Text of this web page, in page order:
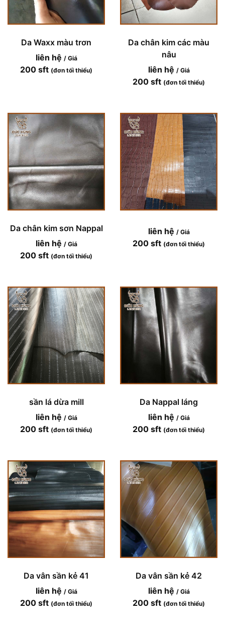
Da Waxx màu trơn
liên hệ / Giá
200 sft (đơn tối thiểu)
Da chân kim các màu
nâu
liên hệ / Giá
200 sft (đơn tối thiểu)
Da chân kim sơn Nappal
liên hệ / Giá
200 sft (đơn tối thiểu)
liên hệ / Giá
200 sft (đơn tối thiểu)
sần lá dừa mill
liên hệ / Giá
200 sft (đơn tối thiểu)
Da Nappal láng
liên hệ / Giá
200 sft (đơn tối thiểu)
Da vân sần kẻ 41
liên hệ / Giá
200 sft (đơn tối thiểu)
Da vân sần kẻ 42
liên hệ / Giá
200 sft (đơn tối thiểu)